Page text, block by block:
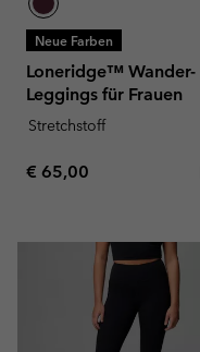
Neue Farben
Loneridge™ Wander-
Leggings für Frauen
Stretchstoff
Regular price:
€ 65,00